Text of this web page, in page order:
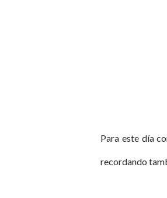
Para este día
recordando